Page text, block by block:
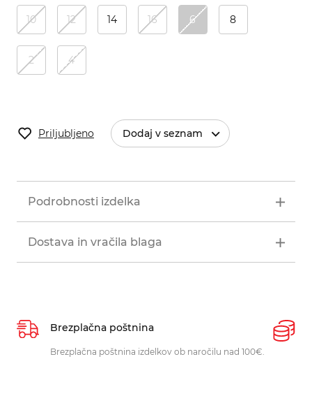
10 12 14 16 6 8
2 4
Priljubljeno Dodaj v seznam
Podrobnosti izdelka
Dostava in vračila blaga
Brezplačna poštnina
Brezplačna poštnina izdelkov ob naročilu nad 100€.